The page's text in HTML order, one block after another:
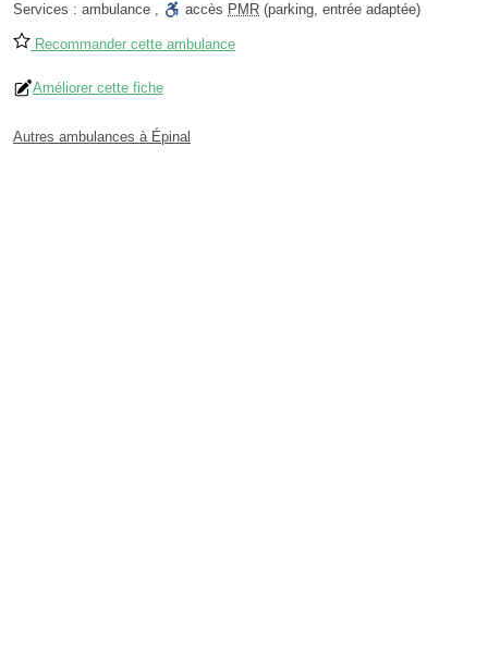
Services : ambulance , accès PMR (parking, entrée adaptée)
Recommander cette ambulance
Améliorer cette fiche
Autres ambulances à Épinal